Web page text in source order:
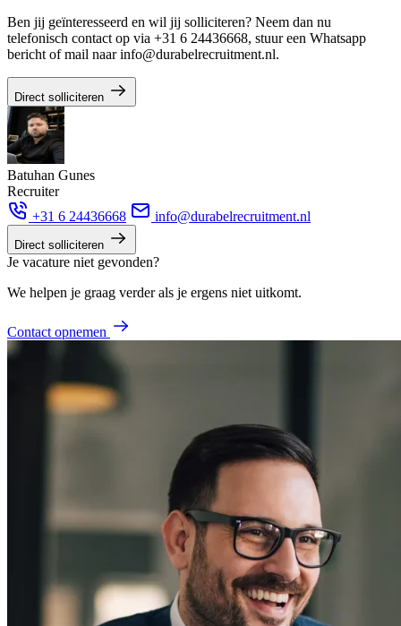
Ben jij geïnteresseerd en wil jij solliciteren? Neem dan nu
telefonisch contact op via +31 6 24436668, stuur een Whatsapp
bericht of mail naar info@durabelrecruitment.nl.
Direct solliciteren
Batuhan Gunes
Recruiter
+31 6 24436668
info@durabelrecruitment.nl
Direct solliciteren
Je vacature niet gevonden?
We helpen je graag verder als je ergens niet uitkomt.
Contact opnemen